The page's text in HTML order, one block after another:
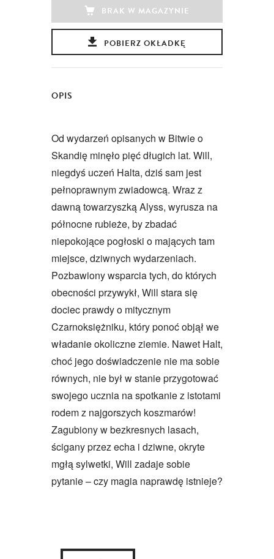
BRAK W MAGAZYNIE
POBIERZ OKŁADKĘ
OPIS
Od wydarzeń opisanych w Bitwie o
Skandię minęło pięć długich lat. Will,
niegdyś uczeń Halta, dziś sam jest
pełnoprawnym zwiadowcą. Wraz z
dawną towarzyszką Alyss, wyrusza na
północne rubieże, by zbadać
niepokojące pogłoski o mających tam
miejsce, dziwnych wydarzeniach.
Pozbawiony wsparcia tych, do których
obecności przywykł, Will stara się
dociec prawdy o mitycznym
Czarnoksiężniku, który ponoć objął we
władanie okoliczne ziemie. Nawet Halt,
choć jego doświadczenie nie ma sobie
równych, nie był w stanie przygotować
swojego ucznia na spotkanie z istotami
rodem z najgorszych koszmarów!
Zagubiony w bezkresnych lasach,
ścigany przez echa i dziwne, okryte
mgłą sylwetki, Will zadaje sobie
pytanie – czy magia naprawdę istnieje?